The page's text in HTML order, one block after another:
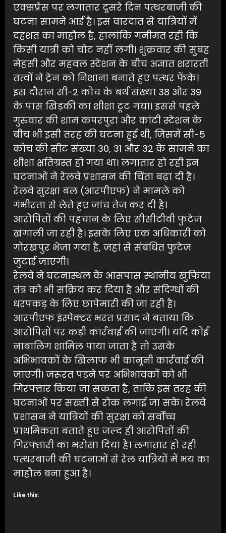
एक्सप्रेस पर लगातार दूसरे दिन पत्थरबाजी की
घटना सामने आई है। इस वारदात से यात्रियों में
दहशत का माहौल है, हालांकि गनीमत रही कि
किसी यात्री को चोट नहीं लगी। शुक्रवार की सुबह
मेहसी और महवल स्टेशन के बीच अज्ञात शरारती
तत्वों ने ट्रेन को निशाना बनाते हुए पत्थर फेंके।
इस दौरान सी-2 कोच के बर्थ संख्या 38 और 39
के पास खिड़की का शीशा टूट गया। इससे पहले
गुरुवार की शाम कपरपुरा और कांटी स्टेशन के
बीच भी इसी तरह की घटना हुई थी, जिसमें सी-5
कोच की सीट संख्या 30, 31 और 32 के सामने का
शीशा क्षतिग्रस्त हो गया था। लगातार हो रही इन
घटनाओं ने रेलवे प्रशासन की चिंता बढ़ा दी है।
रेलवे सुरक्षा बल (आरपीएफ) ने मामले को
गंभीरता से लेते हुए जांच तेज कर दी है।
आरोपितों की पहचान के लिए सीसीटीवी फुटेज
खंगाली जा रही है। इसके लिए एक अधिकारी को
गोरखपुर भेजा गया है, जहां से संबंधित फुटेज
जुटाई जाएगी।
रेलवे ने घटनास्थल के आसपास स्थानीय खुफिया
तंत्र को भी सक्रिय कर दिया है और संदिग्धों की
धरपकड़ के लिए छापेमारी की जा रही है।
आरपीएफ इंस्पेक्टर भरत प्रसाद ने बताया कि
आरोपितों पर कड़ी कार्रवाई की जाएगी। यदि कोई
नाबालिग शामिल पाया जाता है तो उसके
अभिभावकों के खिलाफ भी कानूनी कार्रवाई की
जाएगी। जरूरत पड़ने पर अभिभावकों को भी
गिरफ्तार किया जा सकता है, ताकि इस तरह की
घटनाओं पर सख्ती से रोक लगाई जा सके। रेलवे
प्रशासन ने यात्रियों की सुरक्षा को सर्वोच्च
प्राथमिकता बताते हुए जल्द ही आरोपितों की
गिरफ्तारी का भरोसा दिया है। लगातार हो रही
पत्थरबाजी की घटनाओं से रेल यात्रियों में भय का
माहौल बना हुआ है।
Like this: